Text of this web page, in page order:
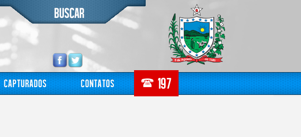
Capturados Contatos